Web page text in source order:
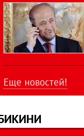
Еще новостей!